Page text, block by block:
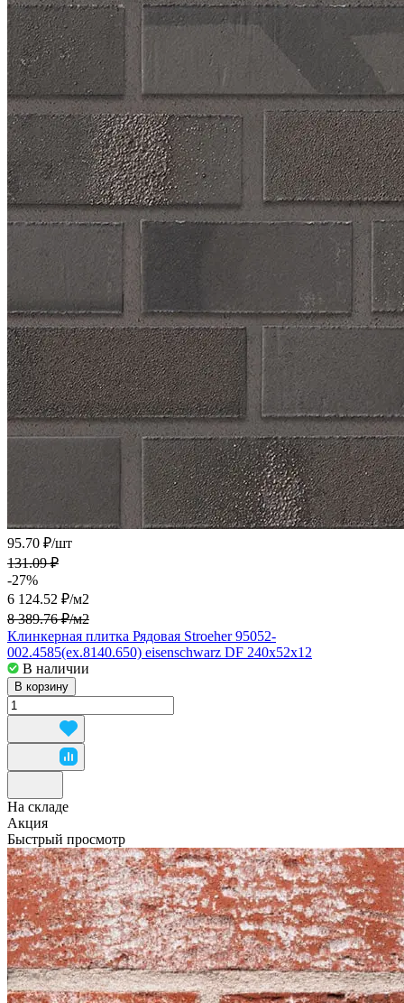
95.70 ₽/шт
131.09 ₽
-27%
6 124.52 ₽/м2
8 389.76 ₽/м2
Клинкерная плитка Рядовая Stroeher 95052-
002.4585(ex.8140.650) eisenschwarz DF 240x52x12
В наличии
В корзину
На складе
Акция
Быстрый просмотр